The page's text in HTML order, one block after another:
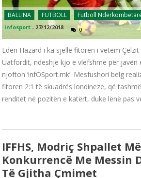
BALLINA FUTBOLL Futboll
infosport - 27/12/2018 0
Eden Hazard i ka sjellë fitoren i vetëm
Uatfordit, ndeshje kjo e vlefshme për javën
njofton ‘infOSport.mk’. Mesfushori belg
fitoren 2:1 të skuadrës londineze, që
renditet në pozitën e katërt, duke lënë pas
IFFHS, Modriç Shpallet
Konkurrencë Me Messin
Të Gjitha Çmimet